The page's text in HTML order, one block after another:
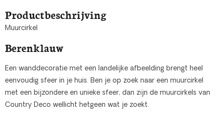
Productbeschrijving
Muurcirkel
Berenklauw
Een wanddecoratie met een landelijke afbeelding brengt heel
eenvoudig sfeer in je huis. Ben je op zoek naar een muurcirkel
met een bijzondere en unieke sfeer, dan zijn de muurcirkels van
Country Deco wellicht hetgeen wat je zoekt.